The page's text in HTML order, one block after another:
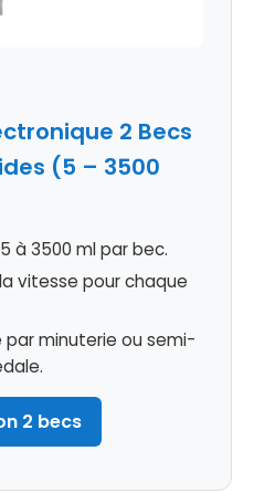
2 Becs
(5 – 3500
à 3500 ml par bec.
vitesse pour chaque
minuterie ou semi-
2 becs